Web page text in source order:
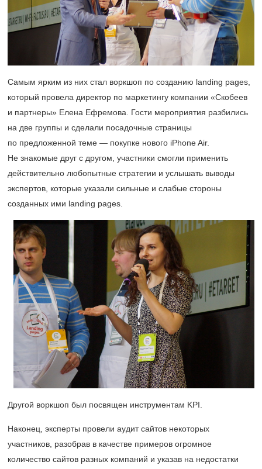
Самым ярким из них стал воркшоп по созданию landing pages,
который провела директор по маркетингу компании «Скобеев
и партнеры» Елена Ефремова. Гости мероприятия разбились
на две группы и сделали посадочные страницы
по предложенной теме — покупке нового iPhone Air.
Не знакомые друг с другом, участники смогли применить
действительно любопытные стратегии и услышать выводы
экспертов, которые указали сильные и слабые стороны
созданных ими landing pages.
Другой воркшоп был посвящен инструментам KPI.
Наконец, эксперты провели аудит сайтов некоторых
участников, разобрав в качестве примеров огромное
количество сайтов разных компаний и указав на недостатки